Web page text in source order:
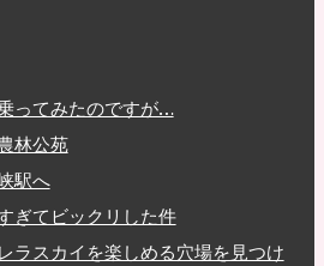
ってみたのですが…
林公苑
駅へ
ぎてビックリした件
ラスカイを楽しめる穴場を見つけ